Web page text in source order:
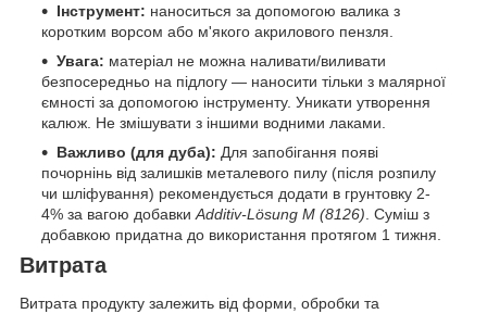
Інструмент: наноситься за допомогою валика з
коротким ворсом або м'якого акрилового пензля.
Увага: матеріал не можна наливати/виливати
безпосередньо на підлогу — наносити тільки з малярної
ємності за допомогою інструменту. Уникати утворення
калюж. Не змішувати з іншими водними лаками.
Важливо (для дуба): Для запобігання появі
почорнінь від залишків металевого пилу (після розпилу
чи шліфування) рекомендується додати в грунтовку 2-
4% за вагою добавки Additiv-Lösung M (8126) . Суміш з
добавкою придатна до використання протягом 1 тижня.
Витрата
Витрата продукту залежить від форми, обробки та